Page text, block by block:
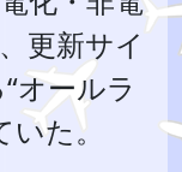
更新サイ
オールラ
た。